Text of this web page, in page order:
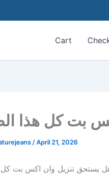
Cart
بت كل هذا
/April 21, 2026
يستحق تنزيل وان اكس بت كل